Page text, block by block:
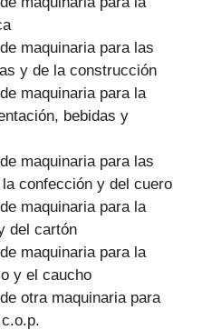
maquinaria para las
y de la construcción
maquinaria para la
bebidas y
maquinaria para las
confección y del cuero
maquinaria para la
del cartón
maquinaria para la
y el caucho
otra maquinaria para